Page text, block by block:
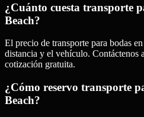
¿Cuánto cuesta transporte
Beach?
El precio de transporte para bodas
distancia y el vehículo. Contáctenos
cotización gratuita.
¿Cómo reservo transporte
Beach?